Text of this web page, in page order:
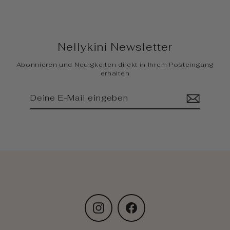
Nellykini Newsletter
Abonnieren und Neuigkeiten direkt in Ihrem Posteingang
erhalten
InstagramFacebook